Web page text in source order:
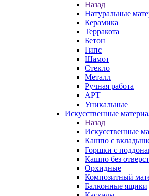
Назад
Натуральные
Керамика
Терракота
Бетон
Гипс
Шамот
Стекло
Металл
Ручная работа
АРТ
Уникальные
Искусственные
Назад
Искусственные
Кашпо с
Горшки с
Кашпо без
Орхидные
Композитный
Балконные ящики